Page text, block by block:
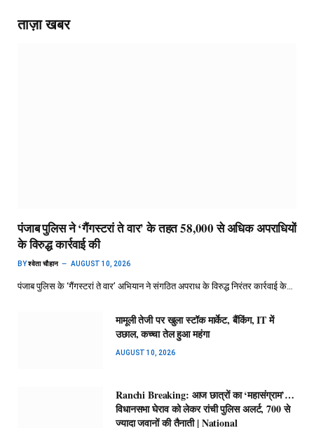
ताज़ा खबर
पंजाब पुलिस ने ‘गैंगस्टरां ते वार’ के तहत 58,000 से अधिक अपराधियों
के विरुद्ध कार्रवाई की
BYश्वेता चौहान AUGUST 10, 2026
पंजाब पुलिस के ‘गैंगस्टरां ते वार’ अभियान ने संगठित अपराध के विरुद्ध निरंतर कार्रवाई के…
मामूली तेजी पर खुला स्टॉक मार्केट, बैंकिंग, IT में
उछाल, कच्चा तेल हुआ महंगा
AUGUST 10, 2026
Ranchi Breaking: आज छात्रों का ‘महासंग्राम’…
विधानसभा घेराव को लेकर रांची पुलिस अलर्ट, 700 से
ज्यादा जवानों की तैनाती | National